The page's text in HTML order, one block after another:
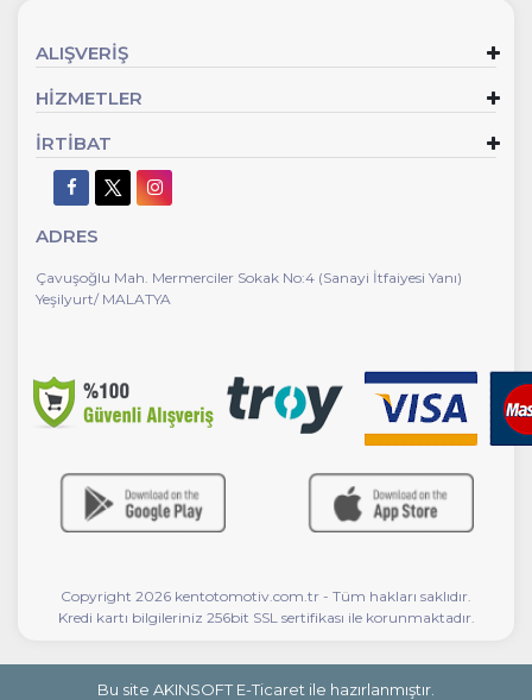
ALIŞVERİŞ
HİZMETLER
İRTİBAT
ADRES
Çavuşoğlu Mah. Mermerciler Sokak No:4 (Sanayi İtfaiyesi Yanı)
Yeşilyurt/ MALATYA
Copyright 2026 kentotomotiv.com.tr - Tüm hakları saklıdır.
Kredi kartı bilgileriniz 256bit SSL sertifikası ile korunmaktadır.
Bu site AKINSOFT E-Ticaret ile hazırlanmıştır.